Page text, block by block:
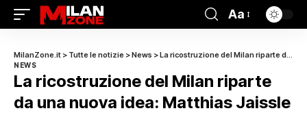
Aa
MilanZone.it > Tutte le notizie >News >La ricostruzione del Milan riparte da una nuova idea: Matthias Jaissle balza in pole position per la panchina rossonera
NEWS
La ricostruzione del Milan riparte
da una nuova idea: Matthias Jaissle